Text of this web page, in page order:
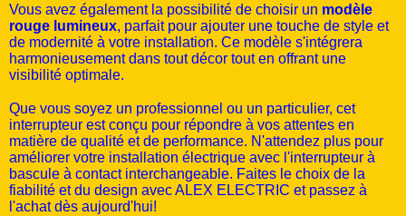
Vous avez également la possibilité de choisir un modèle
rouge lumineux, parfait pour ajouter une touche de style et
de modernité à votre installation. Ce modèle s'intégrera
harmonieusement dans tout décor tout en offrant une
visibilité optimale.
Que vous soyez un professionnel ou un particulier, cet
interrupteur est conçu pour répondre à vos attentes en
matière de qualité et de performance. N'attendez plus pour
améliorer votre installation électrique avec l'interrupteur à
bascule à contact interchangeable. Faites le choix de la
fiabilité et du design avec ALEX ELECTRIC et passez à
l'achat dès aujourd'hui!